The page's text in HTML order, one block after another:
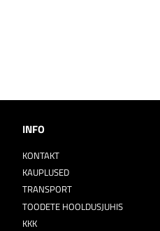
INFO
KONTAKT
KAUPLUSED
TRANSPORT
TOODETE HOOLDUSJUHIS
KKK